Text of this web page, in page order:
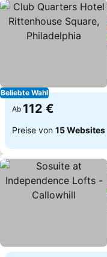
Beliebte Wahl
Ab 112 €
Preise von 15 Websites